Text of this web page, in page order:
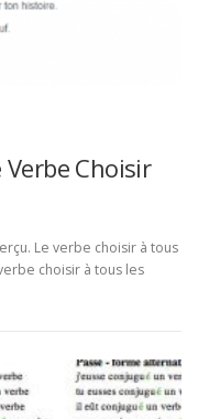
Choisir
Le verbe choisir à tous
choisir à tous les